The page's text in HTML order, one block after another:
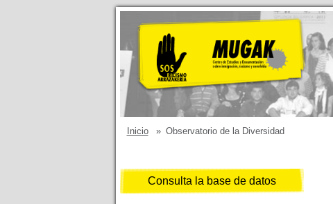
Inicio » Observatorio de la Diversidad
Consulta la base de datos